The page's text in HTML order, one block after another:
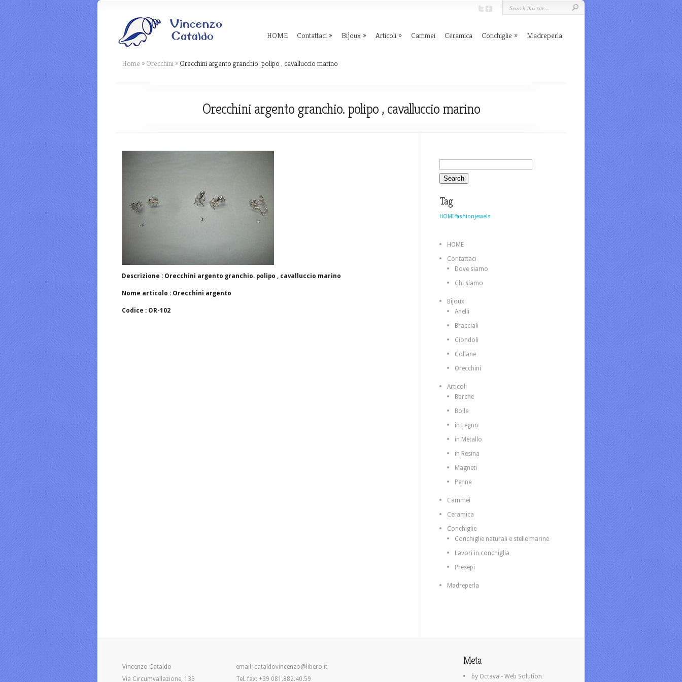
HOME Contattaci Bijoux Articoli Cammei Ceramica Conchiglie Madreperla
Home » Orecchini » Orecchini argento granchio. polipo , cavalluccio marino
Orecchini argento granchio. polipo , cavalluccio marino
Descrizione : Orecchini argento granchio. polipo , cavalluccio marino
Nome articolo : Orecchini argento
Codice : OR-102
Tag
HOMI-fashionjewels
HOME
Contattaci
Dove siamo
Chi siamo
Bijoux
Anelli
Bracciali
Ciondoli
Collane
Orecchini
Articoli
Barche
Bolle
in Legno
in Metallo
in Resina
Magneti
Penne
Cammei
Ceramica
Conchiglie
Conchiglie naturali e stelle marine
Lavori in conchiglia
Presepi
Madreperla
Vincenzo Cataldo
Via Circumvallazione, 135
email: cataldovincenzo@libero.it
Tel. fax: +39 081.882.40.59
Meta
by Octava - Web Solution